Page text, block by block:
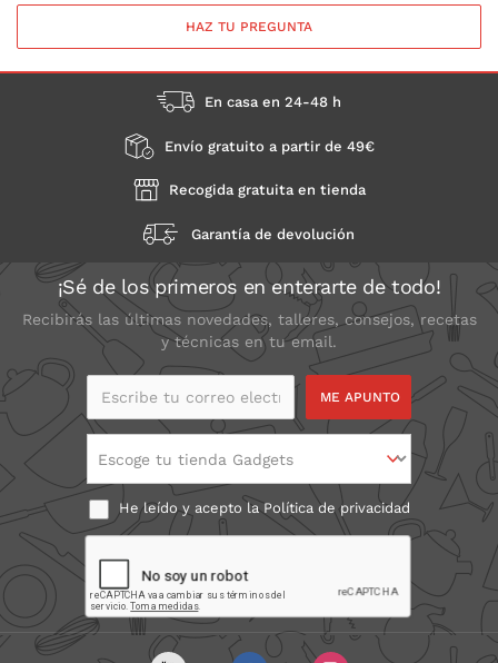
HAZ TU PREGUNTA
En casa en 24-48 h
Envío gratuito a partir de 49€
Recogida gratuita en tienda
Garantía de devolución
¡Sé de los primeros en enterarte de todo!
Recibirás las últimas novedades, talleres, consejos, recetas
y técnicas en tu email.
Escribe tu correo
Escoge tu tienda Gadgets
He leído y acepto laPolítica de privacidad